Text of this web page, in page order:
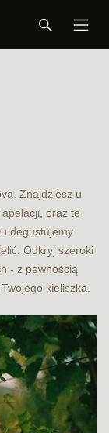
Znajdziesz u
oraz te
degustujemy
Odkryj szeroki
- z pewnością
kieliszka.